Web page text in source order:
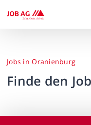
Jobs in Oranienburg
Finde den